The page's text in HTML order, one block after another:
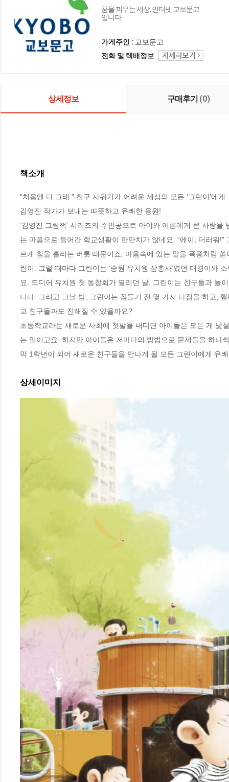
꿈을 피우는 세상, 인터넷 교보문고
입니다.
가게주인 : 교보문고
전화 및 택배정보
상세정보 구매후기 (0)
책소개
“처음엔 다 그래.” 친구 사귀기가 어려운 세상의 모든 ‘그린이’에게
김영진 작가가 보내는 따뜻하고 유쾌한 응원!
‘김영진 그림책’ 시리즈의 주인공으로 아이와 어른에게 큰 사랑
는 마음으로 들어간 학교생활이 만만치가 않네요. “에이, 더러워
르게 침을 흘리는 버릇 때문이죠. 마음속에 있는 말을 폭풍처럼
린이. 그럴 때마다 그린이는 ‘송원 유치원 삼총사’였던 태경이와
요. 드디어 유치원 첫 동창회가 열리던 날, 그린이는 친구들과 놀
니다. 그리고 그날 밤, 그린이는 잠들기 전 몇 가지 다짐을 하고,
교 친구들과도 친해질 수 있을까요?
초등학교라는 새로운 사회에 첫발을 내디딘 아이들은 모든 게 낯
는 일이고요. 하지만 아이들은 저마다의 방법으로 문제들을 하나
막 1학년이 되어 새로운 친구들을 만나게 될 모든 그린이에게 유
상세이미지